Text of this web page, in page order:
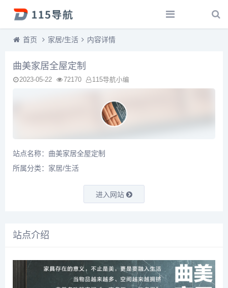
首页 家居/生活 内容详情
曲美家居全屋定制
2023-05-22 72170 115导航小编
站点名称：曲美家居全屋定制
所属分类： 家居/生活
进入网站
站点介绍